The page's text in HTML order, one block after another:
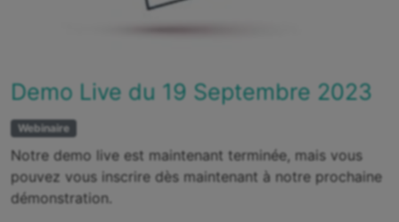
Demo Live du 19 Septembre 2023
Webinaire
Notre demo live est maintenant terminée, mais vous
pouvez vous inscrire dès maintenant à notre prochaine
démonstration.